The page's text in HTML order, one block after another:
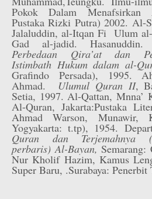
Pokok Dalam Menafsirkan
Pustaka Rizki Putra) 2002. Al-
Jalaluddin, al-Itqan Fi Ulum
Gad al-jadid.
Perbedaan Qira’at dan
Istimbath Hukum dalam al-
Grafindo Persada), 1995.
Ahmad. Ulumul Quran II,
Setia, 1997. Al-Qattan,
Al-Quran, Jakarta:Pustaka
Ahmad Warson, Munawir,
Yogyakarta: t.tp), 1954.
Quran dan Terjemahnya
perbaris) Al-Bayan,
Nur Kholif Hazim, Kamus
Super Baru, .Surabaya: